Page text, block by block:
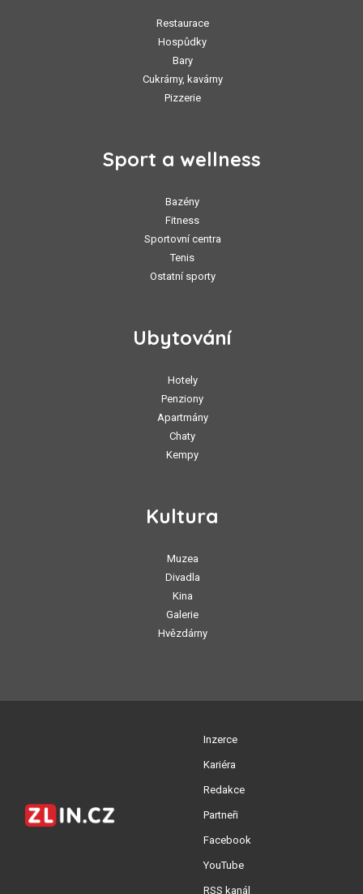
Restaurace
Hospůdky
Bary
Cukrárny, kavárny
Pizzerie
Sport a wellness
Bazény
Fitness
Sportovní centra
Tenis
Ostatní sporty
Ubytování
Hotely
Penziony
Apartmány
Chaty
Kempy
Kultura
Muzea
Divadla
Kina
Galerie
Hvězdárny
Inzerce
Kariéra
Redakce
Partneři
Facebook
YouTube
RSS kanál